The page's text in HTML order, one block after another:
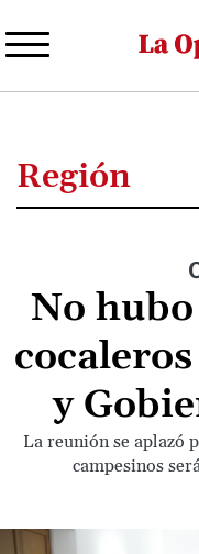
Región
No
y
La reunión se aplazó
campesinos